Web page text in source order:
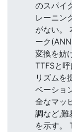
のスパイ
レーニン
がない。
ーク
変換を妨
TTFSと
リズムを
ベーショ
全なマッ
調など,難
を示す。